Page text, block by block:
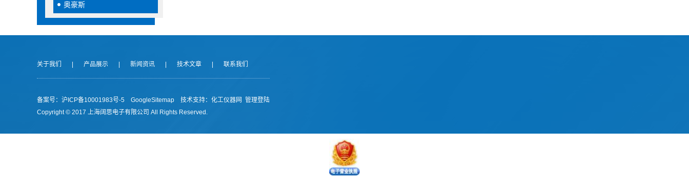
奥豪斯
关于我们 产品展示 新闻资讯 技术文章 联系我们
备案号：沪ICP备10001983号-5 GoogleSitemap 技术支持： 化工仪器网 管理登陆
Copyright © 2017 上海阔思电子有限公司 All Rights Reserved.